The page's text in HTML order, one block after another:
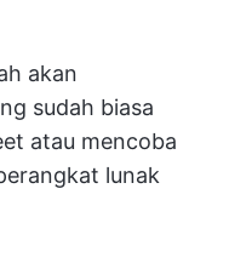
akan
sudah biasa
atau mencoba
lunak